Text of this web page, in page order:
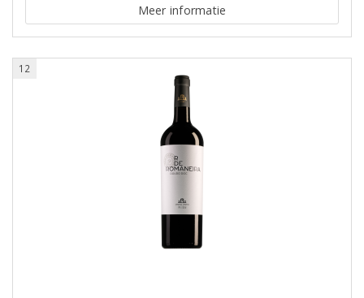
Meer informatie
12